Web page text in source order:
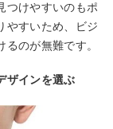
つけやすいのもポ
やすいため、ビジ
のが無難です。
ザインを選ぶ